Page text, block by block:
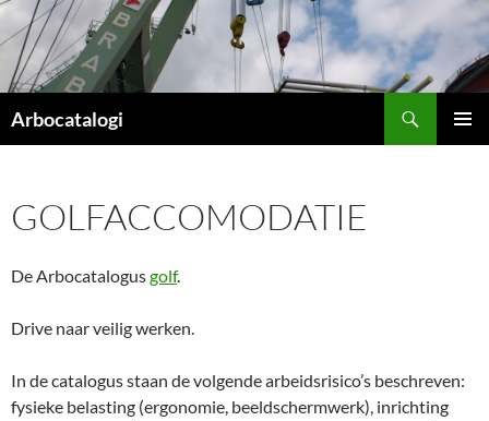
Ga
naar
de
inhoud
Arbocatalogi
GOLFACCOMODATIE
De Arbocatalogusgolf.
Drive naar veilig werken.
In de catalogus staan de volgende arbeidsrisico’s beschreven:
fysieke belasting (ergonomie, beeldschermwerk), inrichting